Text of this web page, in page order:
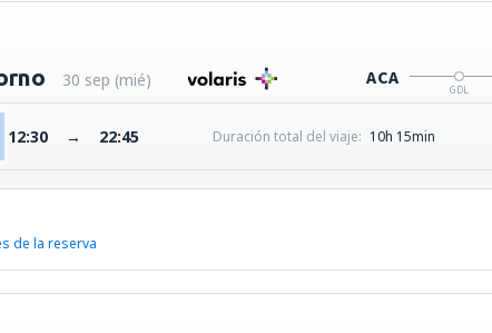
30 sep (mié) ACA
GDL
12:30 → 22:45 Duración total del viaje: 10h 15min
de la reserva